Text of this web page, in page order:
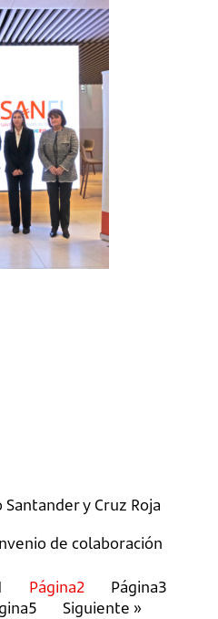
Santander y Cruz Roja
de colaboración
Página2 Página3
5 Siguiente »